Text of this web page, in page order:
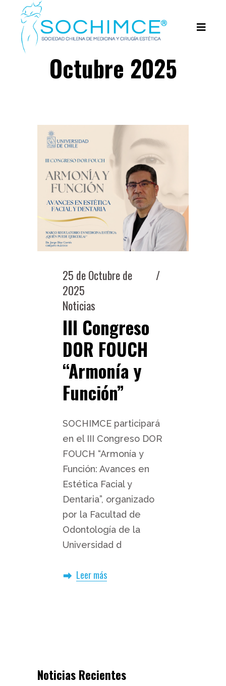
Octubre 2025
25 de Octubre de
2025
Noticias
III Congreso
DOR FOUCH
“Armonía y
Función”
SOCHIMCE participará
en el III Congreso DOR
FOUCH “Armonía y
Función: Avances en
Estética Facial y
Dentaria”, organizado
por la Facultad de
Odontología de la
Universidad d
Leer más
Noticias Recientes